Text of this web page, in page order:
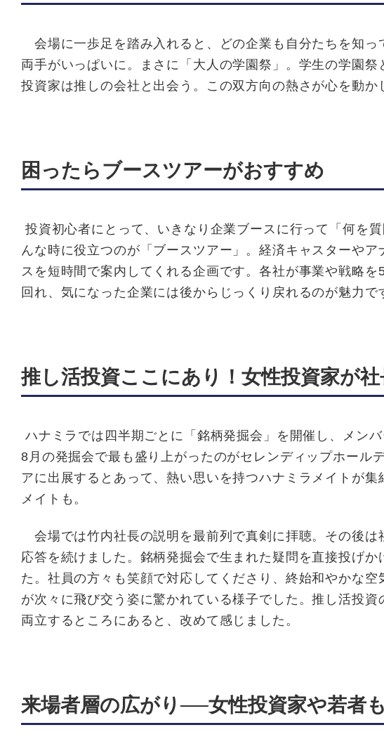
会場に一歩足を踏み入れると、どの企業も自分たちを知
両手がいっぱいに。まさに「大人の学園祭」。学生の学園祭
投資家は推しの会社と出会う。この双方向の熱さが心を動か
困ったらブースツアーがおすすめ
投資初心者にとって、いきなり企業ブースに行って「何を
んな時に役立つのが「ブースツアー」。経済キャスターや
スを短時間で案内してくれる企画です。各社が事業や戦略
回れ、気になった企業には後からじっくり戻れるのが魅力で
推し活投資ここにあり！女性投資家が社
ハナミラでは四半期ごとに「銘柄発掘会」を開催し、メン
8月の発掘会で最も盛り上がったのがセレンディップホール
アに出展するとあって、熱い思いを持つハナミラメイトが
メイトも。
会場では竹内社長の説明を最前列で真剣に拝聴。その後
応答を続けました。銘柄発掘会で生まれた疑問を直接投げ
た。 社員の方々も笑顔で対応してくださり、終始和やかな
が次々に飛び交う姿に驚かれている様子でした。推し活投
両立するところにあると、改めて感じました。
来場者層の広がり──女性投資家や若者も